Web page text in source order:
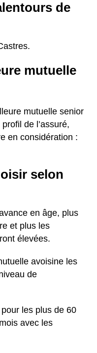
de
mutuelle
mutuelle senior
de l’assuré,
en considération :
selon
en âge, plus
et plus les
élevées.
avoisine les
de
les plus de 60
avec les